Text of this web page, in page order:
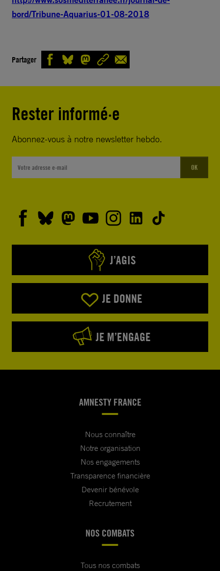
bord/Tribune-Aquarius-01-08-2018
Partager
Rester informé·e
Abonnez-vous à notre newsletter hebdo.
OK
J’AGIS
JE DONNE
JE M’ENGAGE
AMNESTY FRANCE
Nous connaître
Notre organisation
Nos engagements
Transparence financière
Devenir bénévole
Recrutement
NOS COMBATS
Tous nos combats